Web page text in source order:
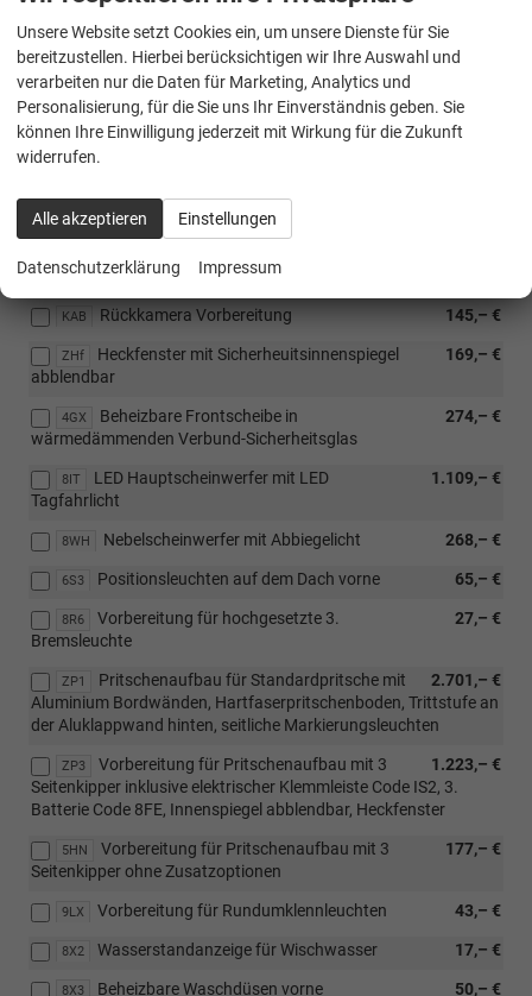
Kabelsatz, Sreckdose, Anhängebock und Steuergerät inklusive
Gepsannstabilisierung
312,– €
Außensiegel elektrisch einstellbar , elektrisch
klappbar und beheizbar
6KD 298,– €
Design Paket: Kühlerschutzgitter lackiert mit
3 Chromleisten und Ausströmer-Blenden mir Silber
VM1 CW-Wert-Verkleidung
Montage ist TÜV Einzelabnahme erforderlich-
KAB 145,– €
Rückkamera Vorbereitung
ZHf 169,– €
Heckfenster mit Sicherheuitsinnenspiegel
abblendbar
4GX 274,– €
Beheizbare Frontscheibe in
wärmedämmenden Verbund-Sicherheitsglas
8IT 1.109,– €
LED Hauptscheinwerfer mit LED
Tagfahrlicht
8WH 268,– €
Nebelscheinwerfer mit Abbiegelicht
6S3 65,– €
Positionsleuchten auf dem Dach vorne
8R6 27,– €
Vorbereitung für hochgesetzte 3.
Bremsleuchte
ZP1 2.701,– €
Pritschenaufbau für Standardpritsche mit
Aluminium Bordwänden, Hartfaserpritschenboden, Trittstufe an
der Aluklappwand hinten, seitliche Markierungsleuchten
ZP3 1.223,– €
Vorbereitung für Pritschenaufbau mit 3
Seitenkipper inklusive elektrischer Klemmleiste Code IS2, 3.
Batterie Code 8FE, Innenspiegel abblendbar, Heckfenster
5HN 177,– €
Vorbereitung für Pritschenaufbau mit 3
Seitenkipper ohne Zusatzoptionen
9LX 43,– €
Vorbereitung für Rundumklennleuchten
8X2 17,– €
Wasserstandanzeige für Wischwasser
8X3 50,– €
Beheizbare Waschdüsen vorne
Unsere Website setzt Cookies ein, um unsere Dienste für Sie
bereitzustellen. Hierbei berücksichtigen wir Ihre Auswahl und
verarbeiten nur die Daten für Marketing, Analytics und
Personalisierung, für die Sie uns Ihr Einverständnis geben. Sie
können Ihre Einwilligung jederzeit mit Wirkung für die Zukunft
widerrufen.
Alle akzeptieren Einstellungen
Datenschutzerklärung Impressum